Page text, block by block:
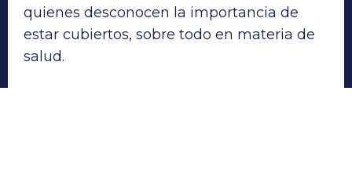
quienes desconocen la importancia de
estar cubiertos, sobre todo en materia de
salud.